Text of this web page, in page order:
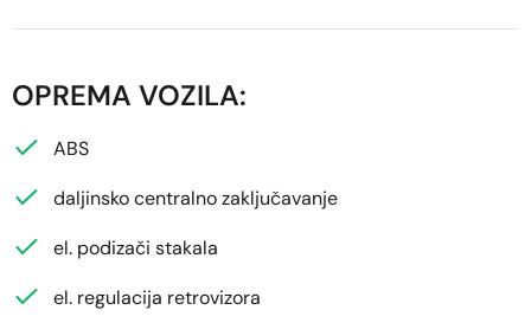
OPREMA VOZILA:
ABS
daljinsko centralno zaključavanje
el. podizači stakala
el. regulacija retrovizora